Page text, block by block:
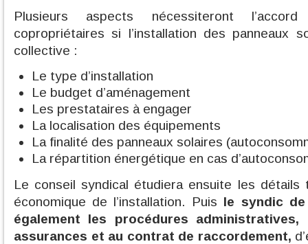
Plusieurs aspects nécessiteront
copropriétaires si l’installation des panneaux
collective :
Le type d’installation
Le budget d’aménagement
Les prestataires à engager
La localisation des équipements
La finalité des panneaux solaires
La répartition énergétique en cas
Le conseil syndical étudiera ensuite les détails
économique de l’installation. Puis le syndic
également les procédures
assurances et au contrat de raccordement,